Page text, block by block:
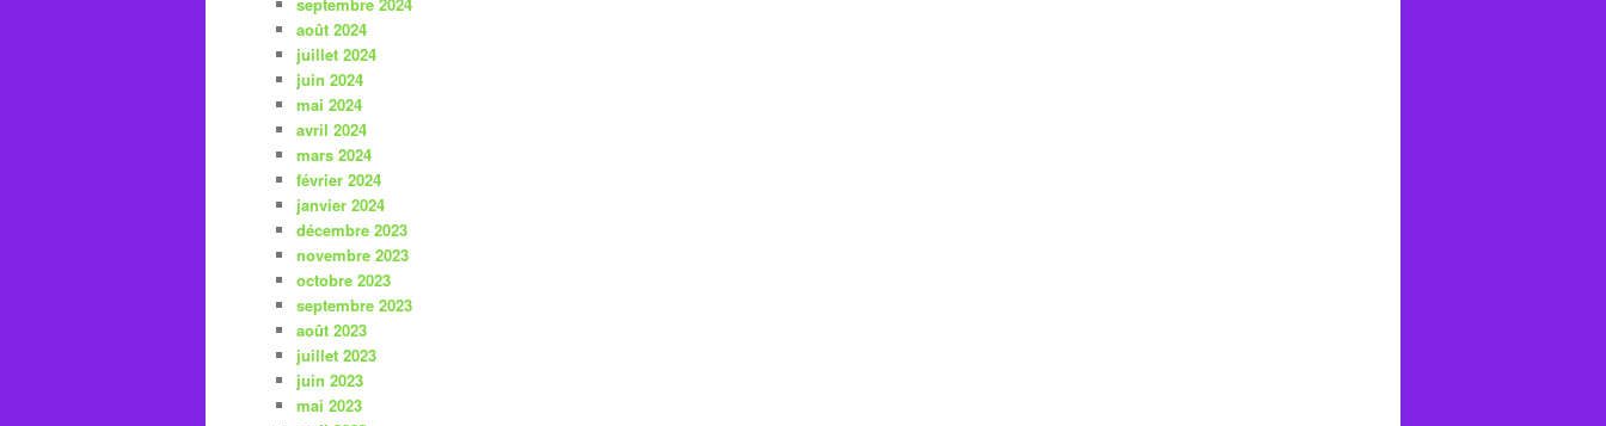
septembre 2024
août 2024
juillet 2024
juin 2024
mai 2024
avril 2024
mars 2024
février 2024
janvier 2024
décembre 2023
novembre 2023
octobre 2023
septembre 2023
août 2023
juillet 2023
juin 2023
mai 2023